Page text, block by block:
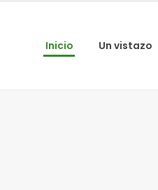
Inicio Un vistazo